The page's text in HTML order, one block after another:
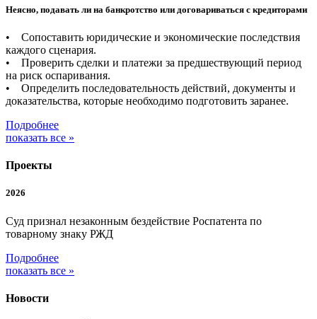
Неясно, подавать ли на банкротство или договариваться с кредиторами
• Сопоставить юридические и экономические последствия
каждого сценария.
• Проверить сделки и платежи за предшествующий период
на риск оспаривания.
• Определить последовательность действий, документы и
доказательства, которые необходимо подготовить заранее.
Подробнее
показать все »
Проекты
2026
Суд признал незаконным бездействие Роспатента по
товарному знаку РЖД
Подробнее
показать все »
Новости